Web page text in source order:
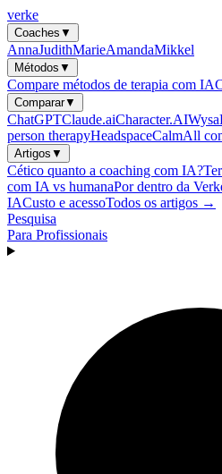
verke
Coaches ▼
AnnaJudithMarieAmandaMikkel
Métodos ▼
Compare métodos de terapia com IA
Comparar▼
ChatGPTClaude.aiCharacter.AIWysa
person therapyHeadspaceCalmAll
Artigos ▼
Cético quanto a coaching com IA?
com IA vs humanaPor dentro da
IACusto e acessoTodos os artigos →
Pesquisa
Para Profissionais